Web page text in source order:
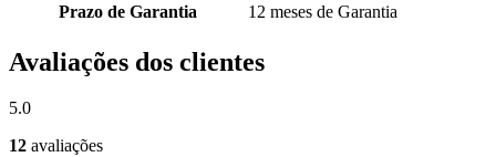
Prazo de Garantia
12 meses de Garantia
Avaliações dos clientes
5.0
12 avaliações